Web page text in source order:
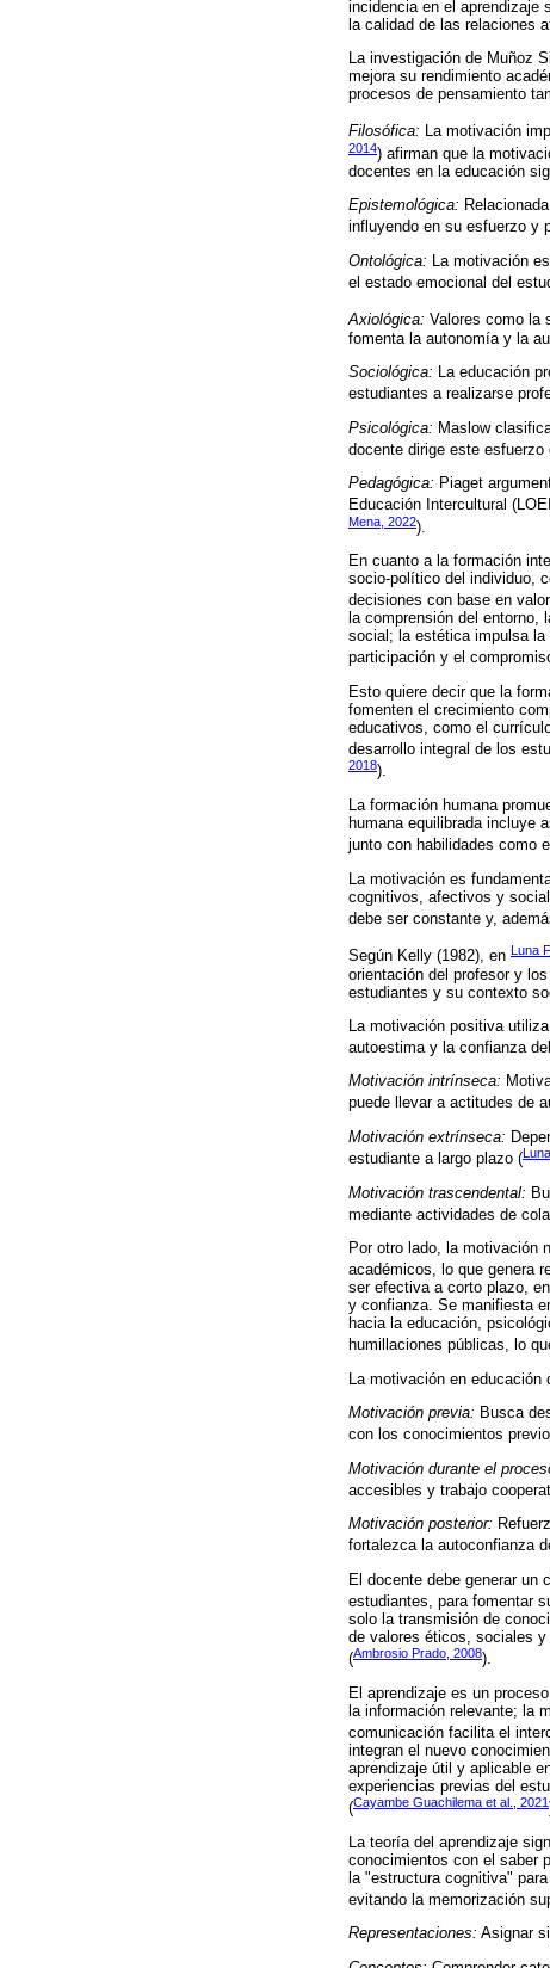
incidencia en el aprendizaje
la calidad de las relaciones
La investigación de Muñoz
mejora su rendimiento
procesos de pensamiento
Filosófica: La motivación
2014) afirman que la
docentes en la educación
Epistemológica:
influyendo en su esfuerzo y
Ontológica: La motivación
el estado emocional del
Axiológica: Valores como la
fomenta la autonomía y la
Sociológica: La educación
estudiantes a realizarse
Psicológica: Maslow
docente dirige este
Pedagógica: Piaget
Educación Intercultural
Mena, 2022).
En cuanto a la formación
socio-político del individuo,
decisiones con base en
la comprensión del
social; la estética impulsa
participación y el
Esto quiere decir que la
fomenten el crecimiento
educativos, como el
desarrollo integral de los
2018).
La formación humana
humana equilibrada incluye
junto con habilidades como
La motivación es
cognitivos, afectivos y
debe ser constante y,
Según Kelly (1982), en Luna
orientación del profesor y
estudiantes y su contexto
La motivación positiva
autoestima y la confianza
Motivación intrínseca:
puede llevar a actitudes de
Motivación extrínseca:
estudiante a largo plazo (
Motivación trascendental:
mediante actividades de
Por otro lado, la motivación
académicos, lo que genera
ser efectiva a corto plazo,
y confianza. Se manifiesta
hacia la educación,
humillaciones públicas, lo
La motivación en educación
Motivación previa: Busca
con los conocimientos
Motivación durante el
accesibles y trabajo
Motivación posterior:
fortalezca la autoconfianza
El docente debe generar un
estudiantes, para fomentar
solo la transmisión de
de valores éticos, sociales
(Ambrosio Prado, 2008).
El aprendizaje es un
la información relevante; la
comunicación facilita el
integran el nuevo
aprendizaje útil y aplicable
experiencias previas del
(Cayambe Guachilema et al., 2021
La teoría del aprendizaje
conocimientos con el saber
la "estructura cognitiva"
evitando la memorización
Representaciones: Asignar